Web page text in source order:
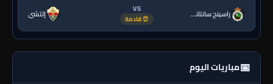
راسينج سانتاندير VS
⏰ قادمة إلتشي
📅مباريات اليوم